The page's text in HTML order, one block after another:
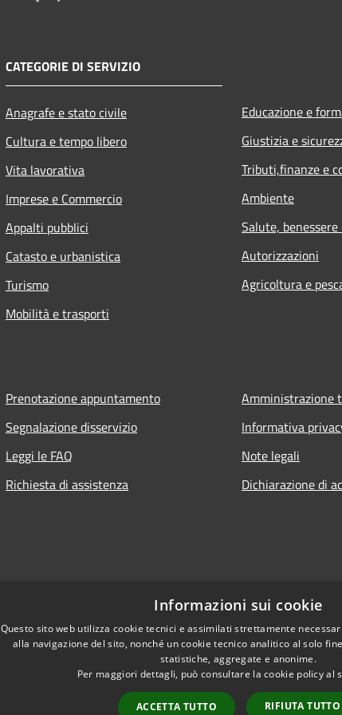
CATEGORIE DI SERVIZIO
Anagrafe e stato civile
Cultura e tempo libero
Vita lavorativa
Imprese e Commercio
Appalti pubblici
Catasto e urbanistica
Turismo
Mobilità e trasporti
Educazione e
Giustizia e
Tributi,finanze e
Ambiente
Salute,
Autorizzazioni
Agricoltura e
Prenotazione appuntamento
Segnalazione disservizio
Leggi le FAQ
Richiesta di assistenza
Amministrazione
Informativa
Note legali
Dichiarazione di
Informazioni sui cookie
Questo sito web utilizza cookie tecnici e assimilati strettamente
alla navigazione del sito, nonché un cookie tecnico analitico al solo
statistiche, aggregate e anonime.
Per maggiori dettagli, può consultare la cookie policy al
ACCETTA TUTTO RIFIUTA TUTTO